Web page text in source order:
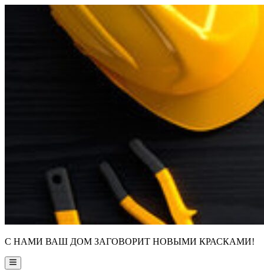
С НАМИ ВАШ ДОМ ЗАГОВОРИТ НОВЫМИ КРАСКАМИ!
Main
Menu